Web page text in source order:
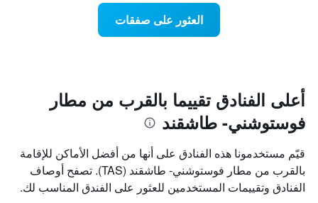
محور
الذي
عدد
الأيام
قبل
العثور على صفقات
أعلى الفنادق تقييما بالقرب من مطار
فوستوشني- طاشقند
قيّم مستخدمونا هذه الفنادق على أنها من أفضل الأماكن للإقامة
بالقرب من مطار فوستوشني- طاشقند (TAS). تصفح أوصاف
الفنادق وتقييمات المستخدمين للعثور على الفندق المناسب لك.